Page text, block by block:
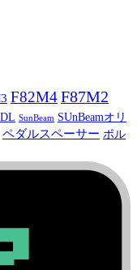
F82M4F87M2
SunBeam SUnBeamオリ
ペダルスペーサー ポル